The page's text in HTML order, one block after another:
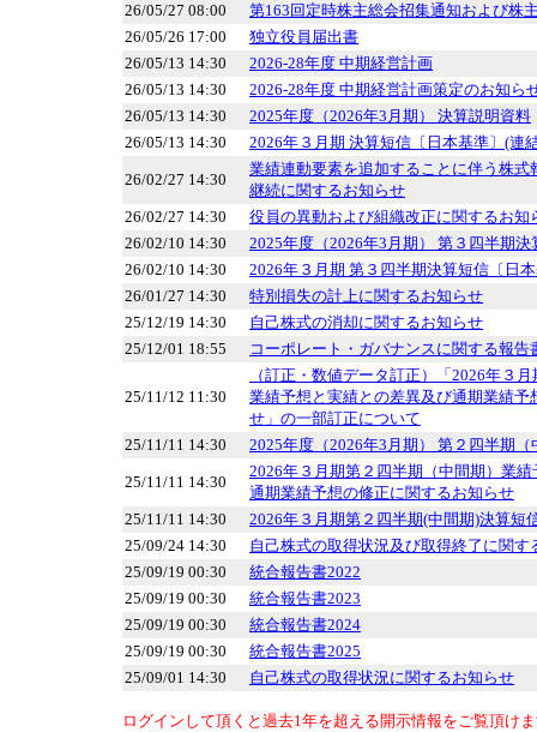
26/05/27 08:00
第163回定時株主総会招集通知および株
26/05/26 17:00
独立役員届出書
26/05/13 14:30
2026-28年度 中期経営計画
26/05/13 14:30
2026-28年度 中期経営計画策定のお知ら
26/05/13 14:30
2025年度（2026年3月期） 決算説明資料
26/05/13 14:30
2026年３月期 決算短信〔日本基準〕(連
26/02/27 14:30
業績連動要素を追加することに伴う株式
継続に関するお知らせ
26/02/27 14:30
役員の異動および組織改正に関するお知
26/02/10 14:30
2025年度（2026年3月期） 第３四半期決
26/02/10 14:30
2026年３月期 第３四半期決算短信〔日
26/01/27 14:30
特別損失の計上に関するお知らせ
25/12/19 14:30
自己株式の消却に関するお知らせ
25/12/01 18:55
コーポレート・ガバナンスに関する報告
25/11/12 11:30
（訂正・数値データ訂正）「2026年３
業績予想と実績との差異及び通期業績予
せ」の一部訂正について
25/11/11 14:30
2025年度（2026年3月期） 第２四半期
25/11/11 14:30
2026年３月期第２四半期（中間期）業
通期業績予想の修正に関するお知らせ
25/11/11 14:30
2026年３月期第２四半期(中間期)決算短
25/09/24 14:30
自己株式の取得状況及び取得終了に関す
25/09/19 00:30
統合報告書2022
25/09/19 00:30
統合報告書2023
25/09/19 00:30
統合報告書2024
25/09/19 00:30
統合報告書2025
25/09/01 14:30
自己株式の取得状況に関するお知らせ
ログインして頂くと過去1年を超える開示情報をご覧頂け